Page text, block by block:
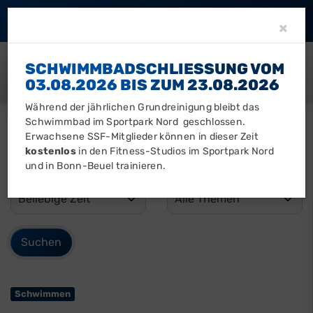
Schwimmen
×
SCHWIMMBADSCHLIESSUNG VOM 0
3.08.2026 BIS ZUM 23.08.2026
Während der jährlichen Grundreinigung bleibt das
Schwimmbad im Sportpark Nord geschlossen.
Erwachsene SSF-Mitglieder können in dieser Zeit
kostenlosin den Fitness-Studios im Sportpark Nord
und in Bonn-Beuel trainieren.